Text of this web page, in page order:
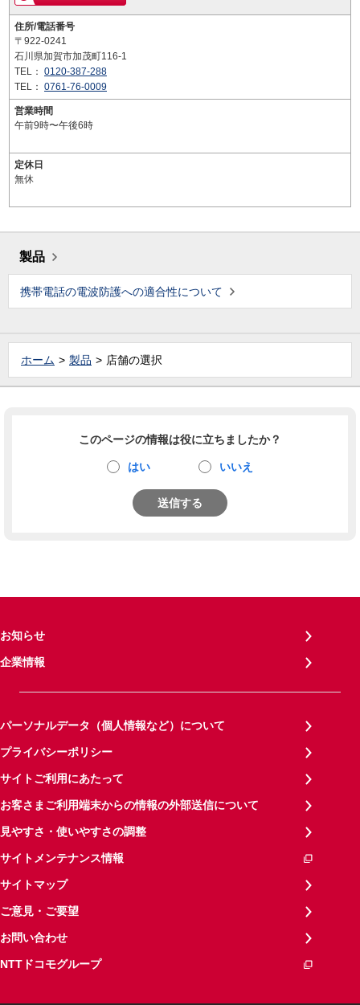
住所/電話番号
〒922-0241
石川県加賀市加茂町116-1
TEL： 0120-387-288
TEL： 0761-76-0009
営業時間
午前9時〜午後6時
定休日
無休
製品
携帯電話の電波防護への適合性について
ホーム 製品 店舗の選択
このページの情報は役に立ちましたか？
はい いいえ
送信する
お知らせ
企業情報
パーソナルデータ（個人情報など）について
プライバシーポリシー
サイトご利用にあたって
お客さまご利用端末からの情報の外部送信について
見やすさ・使いやすさの調整
サイトメンテナンス情報
サイトマップ
ご意見・ご要望
お問い合わせ
NTTドコモグループ